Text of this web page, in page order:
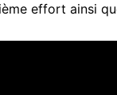
effort ainsi